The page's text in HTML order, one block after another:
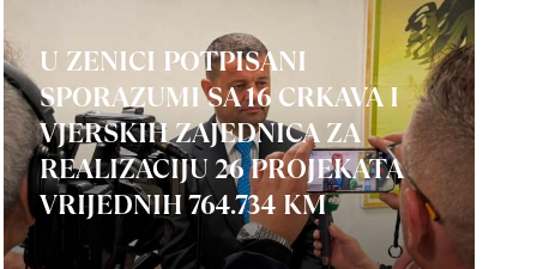
U ZENICI POTPISANI
SPORAZUMI SA 16 CRKAVA I
VJERSKIH ZAJEDNICA ZA
REALIZACIJU 26 PROJEKATA
VRIJEDNIH 764.734 KM